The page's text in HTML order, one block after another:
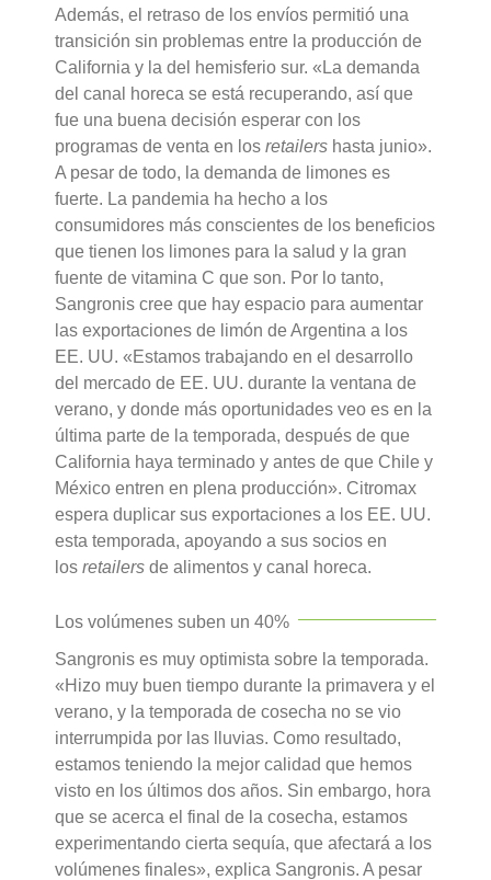
Además, el retraso de los envíos permitió una
transición sin problemas entre la producción de
California y la del hemisferio sur. «La demanda
del canal horeca se está recuperando, así que
fue una buena decisión esperar con los
programas de venta en losretailers hasta junio».
A pesar de todo, la demanda de limones es
fuerte. La pandemia ha hecho a los
consumidores más conscientes de los beneficios
que tienen los limones para la salud y la gran
fuente de vitamina C que son. Por lo tanto,
Sangronis cree que hay espacio para aumentar
las exportaciones de limón de Argentina a los
EE. UU. «Estamos trabajando en el desarrollo
del mercado de EE. UU. durante la ventana de
verano, y donde más oportunidades veo es en la
última parte de la temporada, después de que
California haya terminado y antes de que Chile y
México entren en plena producción». Citromax
espera duplicar sus exportaciones a los EE. UU.
esta temporada, apoyando a sus socios en
losretailers de alimentos y canal horeca.
Los volúmenes suben un 40%
Sangronis es muy optimista sobre la temporada.
«Hizo muy buen tiempo durante la primavera y el
verano, y la temporada de cosecha no se vio
interrumpida por las lluvias. Como resultado,
estamos teniendo la mejor calidad que hemos
visto en los últimos dos años. Sin embargo, hora
que se acerca el final de la cosecha, estamos
experimentando cierta sequía, que afectará a los
volúmenes finales», explica Sangronis. A pesar